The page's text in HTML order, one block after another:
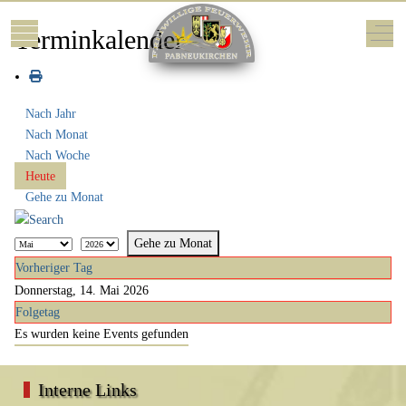
Mobile Menu Toggle Off-
Terminkalender
Nach Jahr
Nach Monat
Nach Woche
Heute
Gehe zu Monat
Gehe zu Monat
Vorheriger Tag
Donnerstag, 14. Mai 2026
Folgetag
Es wurden keine Events gefunden
Interne Links